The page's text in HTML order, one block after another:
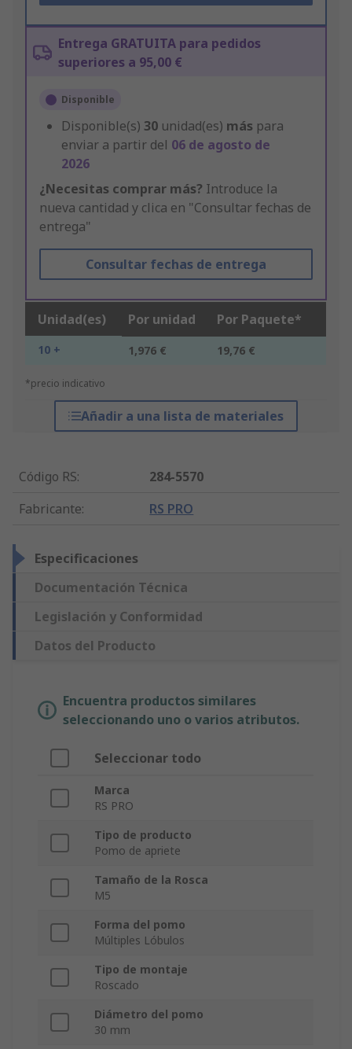
Entrega GRATUITA para pedidos
superiores a 95,00 €
Disponible
Disponible(s) 30 unidad(es) más para
enviar a partir del 06 de agosto de
2026
¿Necesitas comprar más? Introduce la
nueva cantidad y clica en "Consultar fechas de
entrega"
Consultar fechas de entrega
Unidad(es) Por unidad Por Paquete*
10 + 1,976 € 19,76 €
*precio indicativo
Añadir a una lista de materiales
Código RS:
284-5570
Fabricante: RS PRO
Especificaciones
Documentación Técnica
Legislación y Conformidad
Datos del Producto
Encuentra productos similares
seleccionando uno o varios atributos.
Seleccionar todo
Marca
RS PRO
Tipo de producto
Pomo de apriete
Tamaño de la Rosca
M5
Forma del pomo
Múltiples Lóbulos
Tipo de montaje
Roscado
Diámetro del pomo
30 mm